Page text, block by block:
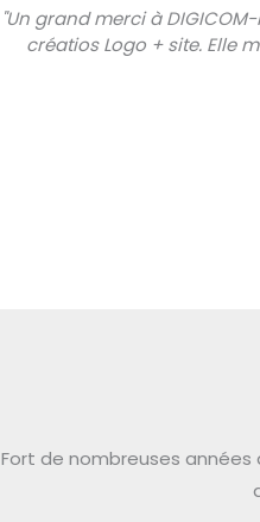
"Un grand merci à
créatios Logo + site. Elle
Fort de nombreuses années